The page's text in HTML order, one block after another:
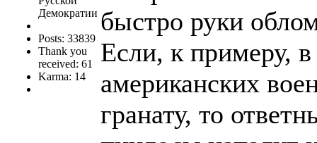
Демократии
Posts: 33839
Thank you
received: 61
Karma: 14
быстро руки
Если, к примеру,
американских
гранату, то